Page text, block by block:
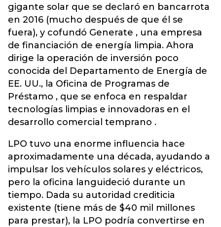
gigante solar que se declaró en bancarrota
en 2016 (mucho después de que él se
fuera), y cofundó Generate , una empresa
de financiación de energía limpia. Ahora
dirige la operación de inversión poco
conocida del Departamento de Energía de
EE. UU., la Oficina de Programas de
Préstamo , que se enfoca en respaldar
tecnologías limpias e innovadoras en el
desarrollo comercial temprano .
LPO tuvo una enorme influencia hace
aproximadamente una década, ayudando a
impulsar los vehículos solares y eléctricos,
pero la oficina languideció durante un
tiempo. Dada su autoridad crediticia
existente (tiene más de $40 mil millones
para prestar), la LPO podría convertirse en